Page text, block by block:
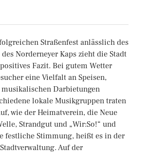
Straßenfest anlässlich des
Norderneyer Kaps zieht die Stadt
Fazit. Bei gutem Wetter
eine Vielfalt an Speisen,
Darbietungen
lokale Musikgruppen traten
wie der Heimatverein, die Neue
Strandgut und „Wir:So!“ und
festliche Stimmung, heißt es in der
Auf der